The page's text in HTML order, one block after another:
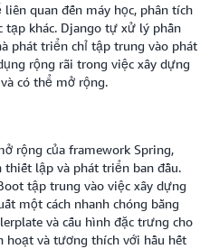
quan đến máy học, phân tích
khác. Django tự xử lý phần
phát triển chỉ tập trung vào phát
rộng rãi trong việc xây dựng
có thể mở rộng.
rộng của framework Spring,
lập và phát triển ban đầu.
tập trung vào việc xây dựng
một cách nhanh chóng bằng
và cấu hình đặc trưng cho
hoạt và tương thích với hầu hết